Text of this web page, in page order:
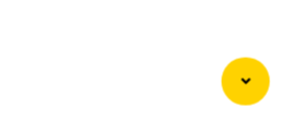
Bạn đang tìm kiếm giải pháp an ninh hiệu
ngôi nhà hoặc doanh nghiệp của mình? Hãy